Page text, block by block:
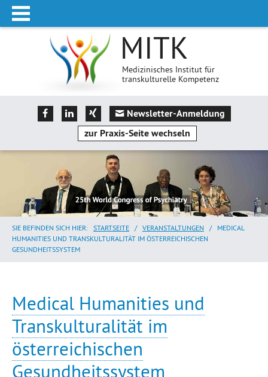
MITK
Medizinisches Institut für
transkulturelle Kompetenz
Newsletter-Anmeldung
zur Praxis-Seite wechseln
SIE BEFINDEN SICH HIER: STARTSEITE / VERANSTALTUNGEN / MEDICAL
HUMANITIES UND TRANSKULTURALITÄT IM ÖSTERREICHISCHEN
GESUNDHEITSSYSTEM
Medical Humanities und
Transkulturalität im
österreichischen
Gesundheitssystem